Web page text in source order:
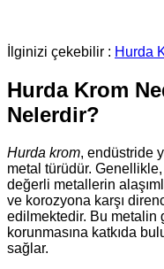
İlginizi çekebilir : Hurda
Hurda Krom
Nelerdir?
Hurda krom, endüstride
metal türüdür.
değerli metallerin
ve korozyona karşı
edilmektedir. Bu metalin
korunmasına katkıda
sağlar.